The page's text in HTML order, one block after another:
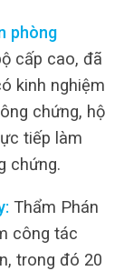
phòng
cấp cao, đã
kinh nghiệm
chứng, hộ
tiếp làm
chứng.
Thẩm Phán
công tác
trong đó 20